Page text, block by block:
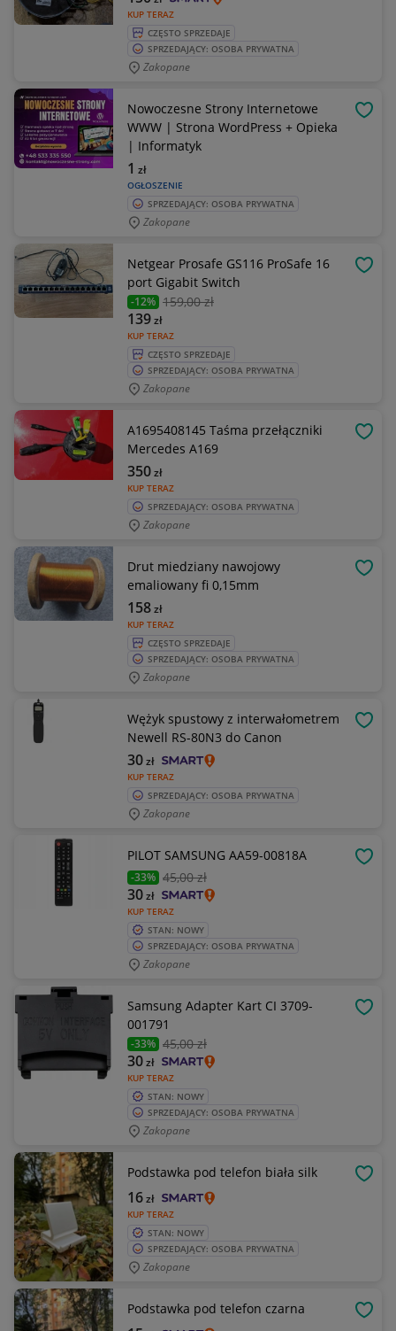
KUP TERAZ
CZĘSTO SPRZEDAJE
SPRZEDAJĄCY: OSOBA PRYWATNA
Zakopane
Nowoczesne Strony Internetowe
WWW | Strona WordPress + Opieka
| Informatyk
OGŁOSZENIE
1 zł
SPRZEDAJĄCY: OSOBA PRYWATNA
Zakopane
Netgear Prosafe GS116 ProSafe 16
port Gigabit Switch
-12% 159,00 zł
KUP TERAZ
139zł
CZĘSTO SPRZEDAJE
SPRZEDAJĄCY: OSOBA PRYWATNA
Zakopane
A1695408145 Taśma przełączniki
Mercedes A169
KUP TERAZ
350zł
SPRZEDAJĄCY: OSOBA PRYWATNA
Zakopane
Drut miedziany nawojowy
emaliowany fi 0,15mm
KUP TERAZ
158zł
CZĘSTO SPRZEDAJE
SPRZEDAJĄCY: OSOBA PRYWATNA
Zakopane
Wężyk spustowy z interwałometrem
Newell RS-80N3 do Canon
KUP TERAZ
30zł
SPRZEDAJĄCY: OSOBA PRYWATNA
Zakopane
PILOT SAMSUNG AA59-00818A
-33% 45,00 zł
KUP TERAZ
30zł
STAN: NOWY
SPRZEDAJĄCY: OSOBA PRYWATNA
Zakopane
Samsung Adapter Kart CI 3709-
001791
-33% 45,00 zł
KUP TERAZ
30zł
STAN: NOWY
SPRZEDAJĄCY: OSOBA PRYWATNA
Zakopane
Podstawka pod telefon biała silk
KUP TERAZ
16zł
STAN: NOWY
SPRZEDAJĄCY: OSOBA PRYWATNA
Zakopane
Podstawka pod telefon czarna